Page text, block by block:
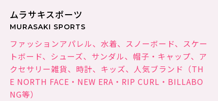
ムラサキスポーツ
MURASAKI SPORTS
ファッションアパレル、水着、スノーボード、スケー
トボード、シューズ、サンダル、帽子・キャップ、ア
クセサリー雑貨、時計、キッズ、人気ブランド（TH
E NORTH FACE・NEW ERA・RIP CURL・BILLABO
NG等）